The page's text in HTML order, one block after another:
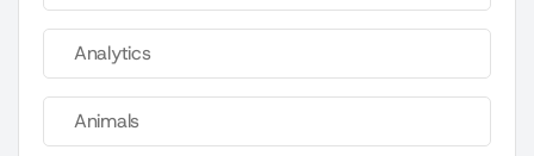
Analytics
Animals